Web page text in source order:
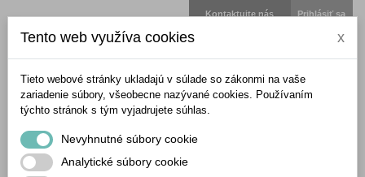
Prihlásiť sa
Kontaktujte nás
Tento web využíva cookies x
Tieto webové stránky ukladajú v súlade so zákonmi na vaše
zariadenie súbory, všeobecne nazývané cookies. Používaním
týchto stránok s tým vyjadrujete súhlas.
Nevyhnutné súbory cookie
Analytické súbory cookie